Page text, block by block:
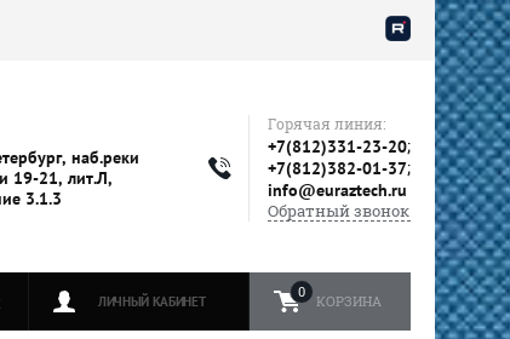
наб.реки
19-21, лит.Л,
3.1.3
Горячая линия:
+7(812)331-23-20;
+7(812)382-01-37;
info@euraztech.ru
Обратный звонок
КОРЗИНА
0
ЛИЧНЫЙ КАБИНЕТ